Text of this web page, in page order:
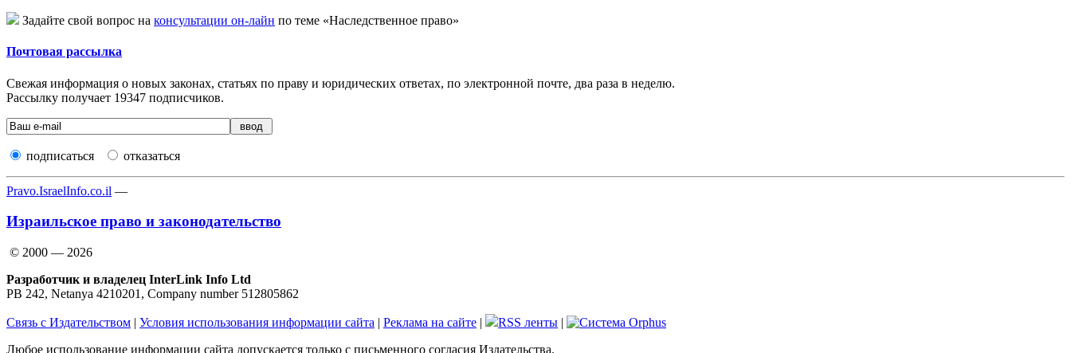
Задайте свой вопрос на консультации он-лайн по теме «Наследственное право»
Почтовая рассылка
Свежая информация о новых законах, статьях по праву и юридических ответах, по электронной почте, два раза в неделю.
Рассылку получает 19347 подписчиков.
подписаться отказаться
Pravo.IsraelInfo.co.il —
Израильское право и законодательство
© 2000 — 2026
Разработчик и владелец InterLink Info Ltd
PB 242, Netanya 4210201, Company number 512805862
Связь с Издательством | Условия использования информации сайта | Реклама на сайте | RSS ленты |
Любое использование информации сайта допускается только с письменного согласия Издательства.